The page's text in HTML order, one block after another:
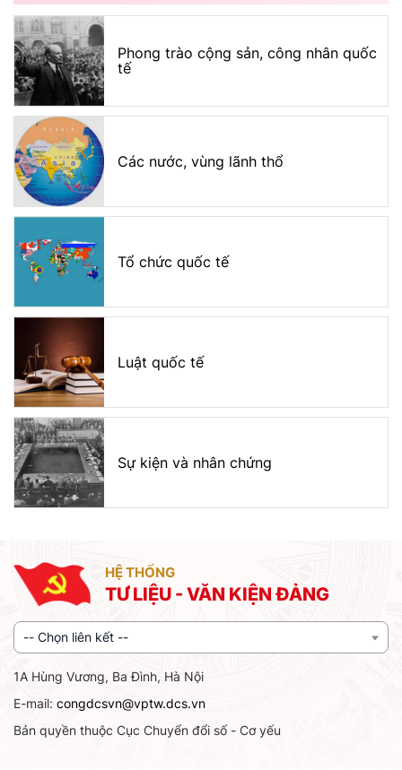
Phong trào cộng sản, công nhân quốc
tế
Các nước, vùng lãnh thổ
Tổ chức quốc tế
Luật quốc tế
Sự kiện và nhân chứng
HỆ THỐNG
TƯ LIỆU - VĂN KIỆN ĐẢNG
-- Chọn liên kết --
1A Hùng Vương, Ba Đình, Hà Nội
E-mail: congdcsvn@vptw.dcs.vn
Bản quyền thuộc Cục Chuyển đổi số - Cơ yếu